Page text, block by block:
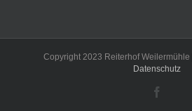
Copyright 2023 Reiterhof Weilermühle |
Datenschutz